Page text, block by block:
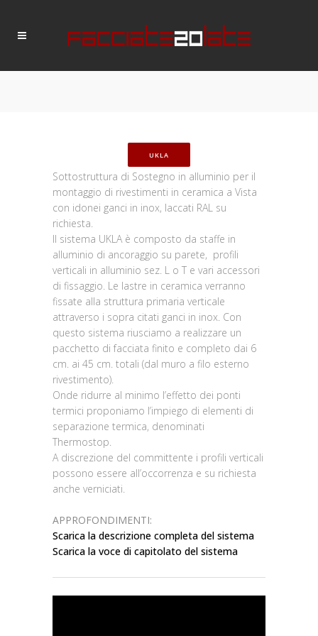
UKLA
Sottostruttura di Sostegno in alluminio per il
montaggio di rivestimenti in ceramica a Vista
con idonei ganci in inox, laccati RAL su
richiesta.
Il sistema UKLA è composto da staffe in
alluminio di ancoraggio su parete, profili
verticali in alluminio sez. L o T e vari accessori
di fissaggio. Le lastre in ceramica verranno
fissate alla struttura primaria verticale
attraverso i sopra citati ganci in inox. Con
questo sistema riusciamo a realizzare un
pacchetto di facciata finito e completo dai 6
cm. ai 45 cm. totali (dal muro a filo esterno
rivestimento).
Onde ridurre al minimo l’effetto dei ponti
termici proponiamo l’impiego di elementi di
separazione termica, denominati
Thermostop.
A discrezione del committente i profili verticali
possono essere all’occorrenza e su richiesta
anche verniciati.
APPROFONDIMENTI:
Scarica la descrizione completa del sistema
Scarica la voce di capitolato del sistema